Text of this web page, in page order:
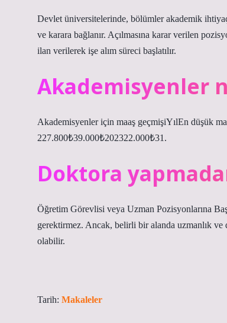
Devlet üniversitelerinde, bölümler akademik
ve karara bağlanır. Açılmasına karar verilen
ilan verilerek işe alım süreci başlatılır.
Akademisyenler
Akademisyenler için maaş geçmişiYılEn düşük
227.800₺39.000₺202322.000₺31.
Doktora
Öğretim Görevlisi veya Uzman Pozisyonlarına
gerektirmez. Ancak, belirli bir alanda uzmanlık ve
olabilir.
Tarih: Makaleler